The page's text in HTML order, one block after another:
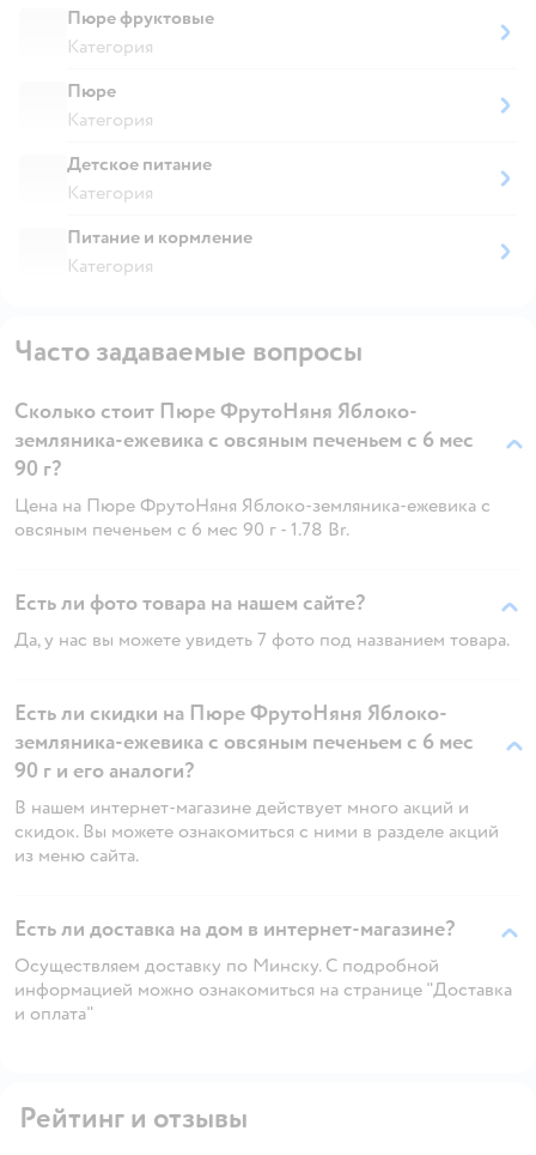
Пюре фруктовые
Категория
Пюре
Категория
Детское питание
Категория
Питание и кормление
Категория
Часто задаваемые вопросы
Сколько стоит Пюре ФрутоНяня Яблоко-
земляника-ежевика с овсяным печеньем с 6 мес
90 г?
Цена на Пюре ФрутоНяня Яблоко-земляника-ежевика с
овсяным печеньем с 6 мес 90 г - 1.78 Br.
Есть ли фото товара на нашем сайте?
Да, у нас вы можете увидеть 7 фото под названием товара.
Есть ли скидки на Пюре ФрутоНяня Яблоко-
земляника-ежевика с овсяным печеньем с 6 мес
90 г и его аналоги?
В нашем интернет-магазине действует много акций и
скидок. Вы можете ознакомиться с ними в разделе акций
из меню сайта.
Есть ли доставка на дом в интернет-магазине?
Осуществляем доставку по Минску. С подробной
информацией можно ознакомиться на странице "Доставка
и оплата"
Рейтинг и отзывы